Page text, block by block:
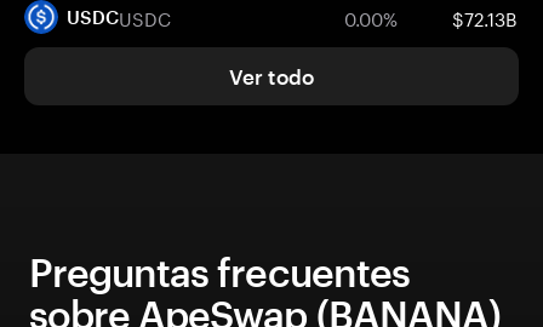
USDCUSDC 0.00% $72.13B
Ver todo
Preguntas frecuentes
sobre ApeSwap (BANANA)